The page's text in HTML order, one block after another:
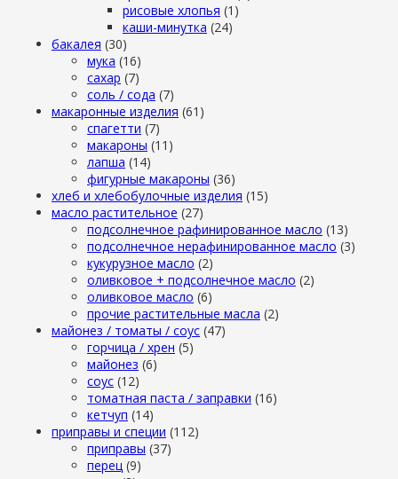
рисовые хлопья (1)
каши-минутка (24)
бакалея (30)
мука (16)
сахар (7)
cоль / cода (7)
макаронные изделия (61)
cпагетти (7)
макароны (11)
лапша (14)
фигурные макароны (36)
хлеб и хлебобулочные изделия (15)
масло растительное (27)
подсолнечное рафинированное масло (13)
подсолнечное нерафинированное масло (3)
кукурузное масло (2)
оливковое + подсолнечное масло (2)
оливковое масло (6)
прочие растительные масла (2)
майонез / томаты / соус (47)
горчица / хрен (5)
майонез (6)
соус (12)
томатная паста / заправки (16)
кетчуп (14)
приправы и специи (112)
приправы (37)
перец (9)